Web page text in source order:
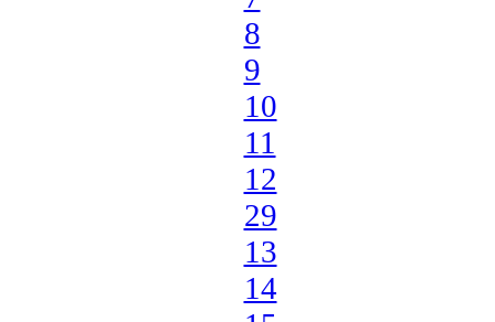
8
9
10
11
12
29
13
14